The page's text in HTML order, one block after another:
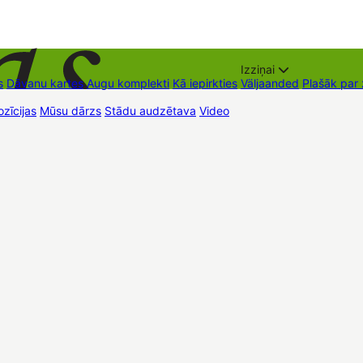
Dāvanu kartes Augu komplekti Kā iepirkties
Izziņai
Väljaanded Plašāk par
Mūsu dārzs Stādu audzētava Video